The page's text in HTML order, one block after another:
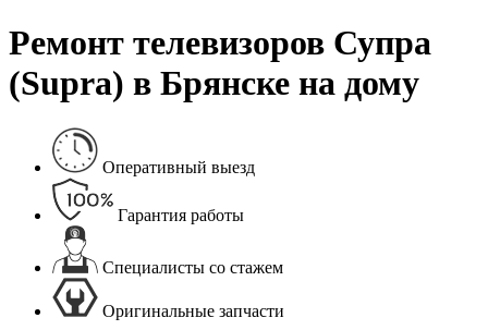
Ремонт телевизоров Супра
(Supra) в Брянске на дому
Оперативный выезд
Гарантия работы
Специалисты со стажем
Оригинальные запчасти